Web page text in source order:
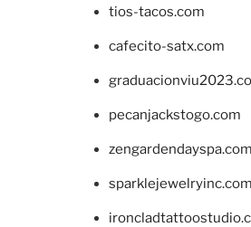
tios-tacos.com
cafecito-satx.com
pecanjackstogo.com
zengardendayspa.com
sparklejewelryinc.com